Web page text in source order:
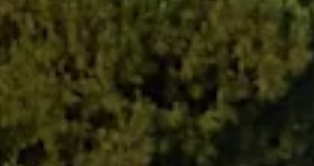
SHOP
BIANCONERI
VIDEO
ALTRO